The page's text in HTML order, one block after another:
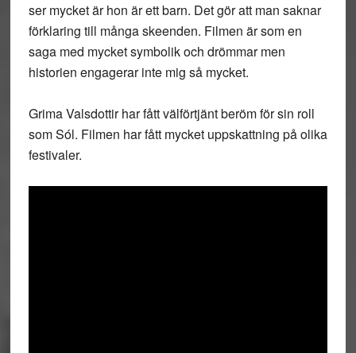
ser mycket är hon är ett barn. Det gör att man saknar
förklaring till många skeenden. Filmen är som en
saga med mycket symbolik och drömmar men
historien engagerar inte mig så mycket.
Grima Valsdottir har fått välförtjänt beröm för sin roll
som Sól. Filmen har fått mycket uppskattning på olika
festivaler.